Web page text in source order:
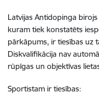
Latvijas Antidopinga
kuram tiek konstatēts
pārkāpums, ir tiesības uz
Diskvalifikācija nav
rūpīgas un objektīvas
Sportistam ir tiesības: